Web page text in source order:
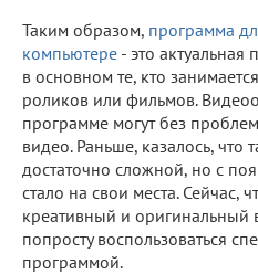
Таким образом, программа
компьютере - это актуальная
в основном те, кто
роликов или фильмов.
программе могут без
видео. Раньше, казалось, что
достаточно сложной, но с
стало на свои места. Сейчас,
креативный и
попросту воспользоваться
программой.